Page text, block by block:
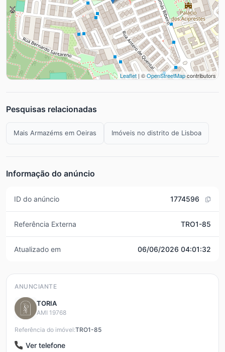
Leaflet | ©OpenStreetMapcontributors
Pesquisas relacionadas
Mais Armazéms em Oeiras Imóveis no distrito de Lisboa
Informação do anúncio
ID do anúncio 1774596
Referência Externa TRO1-85
Atualizado em 06/06/2026 04:01:32
ANUNCIANTE
TORIA
AMI 19768
Referência do imóvel:TRO1-85
Ver telefone